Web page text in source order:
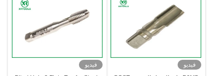
فيديو
فيديو